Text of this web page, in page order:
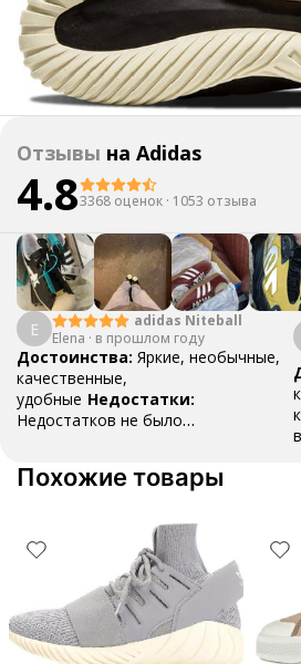
Отзывы на Adidas
4.83368 оценок · 1053 отзыва
E
adidas Niteball
Elena · в прошлом году
Достоинства: Яркие, необычные,
качественные,
удобные Недостатки:
Недостатков не было
упаковано
Похожие товары